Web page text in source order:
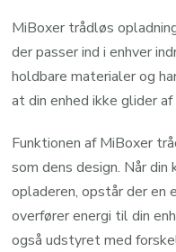
MiBoxer trådløs
der passer ind i enhver
holdbare materialer og
at din enhed ikke glider
Funktionen af MiBoxer
som dens design. Når
opladeren, opstår der en
overfører energi til din
også udstyret med